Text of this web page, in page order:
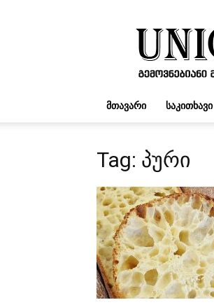
ᲛᲗᲐᲕᲐᲠᲘ ᲡᲐᲙᲘᲗᲮᲐᲕᲘ
Tag: პური